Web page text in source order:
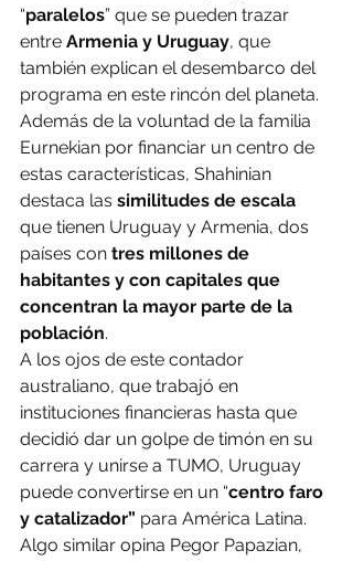
“paralelos” que se pueden trazar
entre Armenia y Uruguay, que
también explican el desembarco del
programa en este rincón del planeta.
Además de la voluntad de la familia
Eurnekian por financiar un centro de
estas características, Shahinian
destaca las similitudes de escala
que tienen Uruguay y Armenia, dos
países con tres millones de
habitantes y con capitales que
concentran la mayor parte de la
población.
A los ojos de este contador
australiano, que trabajó en
instituciones financieras hasta que
decidió dar un golpe de timón en su
carrera y unirse a TUMO, Uruguay
puede convertirse en un “centro faro
y catalizador” para América Latina.
Algo similar opina Pegor Papazian,